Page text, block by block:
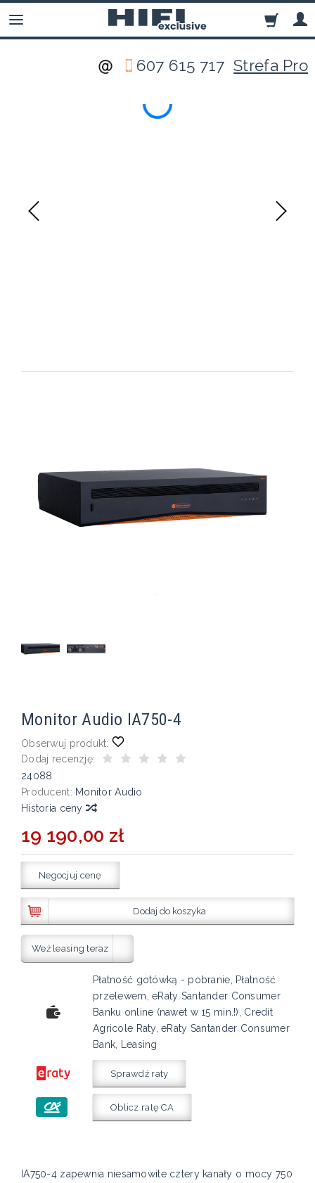
607 615 717Strefa Pro
Monitor Audio IA750-4
Obserwuj produkt:
Dodaj recenzję:
24088
Producent: Monitor Audio
Historia ceny
19 190,00 zł
Negocjuj cenę
Dodaj do koszyka
Weź leasing teraz
Płatność gotówką - pobranie, Płatność
przelewem, eRaty Santander Consumer
Banku online (nawet w 15 min.!), Credit
Agricole Raty, eRaty Santander Consumer
Bank, Leasing
Sprawdź raty
Oblicz ratę CA
IA750-4 zapewnia niesamowite cztery kanały o mocy 750